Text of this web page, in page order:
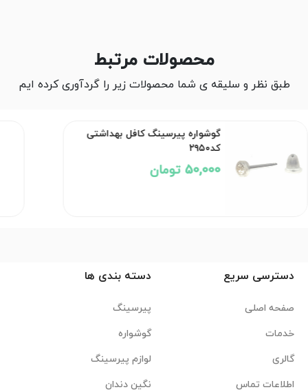
محصولات مرتبط
طبق نظر و سلیقه ی شما محصولات زیر را گردآوری کرده ایم
گوشواره پیرسینگ کافل بهداشتی
کد۲۹۵۰
50,000 تومان
دسترسی سریع
صفحه اصلی
خدمات
گالری
اطلاعات تماس
دسته بندی ها
پیرسینگ
گوشواره
لوازم پیرسینگ
نگین دندان